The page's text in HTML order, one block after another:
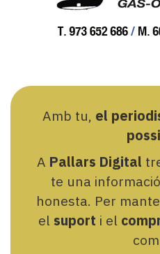
Amb tu, el
A Pallars Digital
te una
honesta. Per
el suport i el